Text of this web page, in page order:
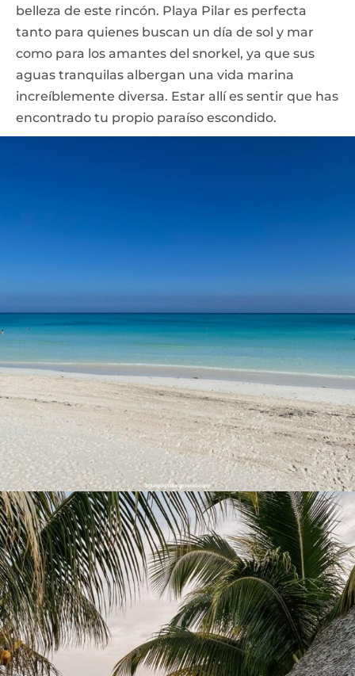
belleza de este rincón. Playa Pilar es perfecta
tanto para quienes buscan un día de sol y mar
como para los amantes del snorkel, ya que sus
aguas tranquilas albergan una vida marina
increíblemente diversa. Estar allí es sentir que has
encontrado tu propio paraíso escondido.